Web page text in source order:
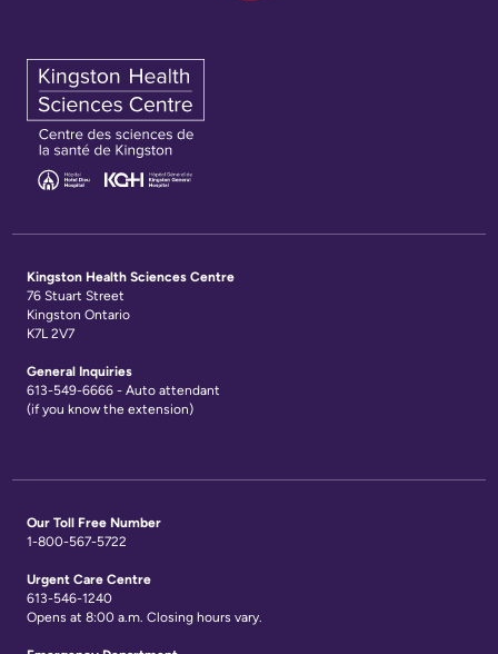
Kingston Health Sciences Centre
76 Stuart Street
Kingston Ontario
K7L 2V7
General Inquiries
613-549-6666 - Auto attendant
(if you know the extension)
Our Toll Free Number
1-800-567-5722
Urgent Care Centre
613-546-1240
Opens at 8:00 a.m. Closing hours vary.